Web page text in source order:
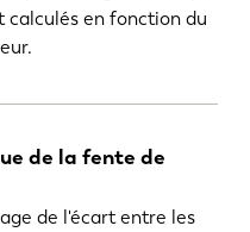
en fonction du
de la fente de
de l'écart entre les